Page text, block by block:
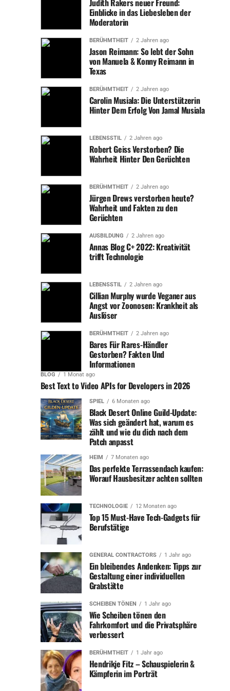
eine wesentliche Rolle in der Unterstützung ihres
Mannes, sowohl während seiner Karriere als auch in den
Jahren danach.
Der Verlust und das neue Leben:
Heidis Weg zurück zur
Normalität
Der Tod von Franz Beckenbauer war ein schwerer
Schicksalsschlag für Heidi. Die beiden hatten eine tiefe
Verbindung und führten eine lange, erfüllte Ehe. Doch
nach dem Verlust begann für Heidi ein neuer
ihren langjährigen Partner zurechtzukommen. Mit
zunehmendem Alter ist es oft nicht leicht, sich noch
einmal neu zu orientieren, insbesondere nach einem
solch schweren Verlust.
Heidi hat jedoch ihren eigenen Weg gefunden, um die
Trauer zu bewältigen. Anstatt sich vollständig
zurückzuziehen, konzentriert sie sich darauf, Zeit mit
ihren Kindern und Enkelkindern zu verbringen. Familie
bedeutet ihr alles, und der Zusammenhalt hilft ihr dabei,
die schwierigen Zeiten zu überstehen.
Wie sich das Leben im Alter
verändert: Eine neue
Perspektive
Das Älterwerden bringt für viele Menschen eine Reihe
von Herausforderungen mit sich, und Heidi Beckenbauer
ist keine Ausnahme. Sie hat jedoch erkannt, dass das
Alter auch Chancen und neue Perspektiven mit sich
bringt. Durch die Unterstützung ihrer Familie und
Freunde hat sie gelernt, den Moment zu genießen und
sich auf das zu konzentrieren, was ihr wichtig ist.
Mit zunehmendem Alter entwickelt sich häufig ein neues
gelernt, sich auf die kleinen Dinge zu konzentrieren und
sich nicht von den Erwartungen anderer beeinflussen zu
lassen. Einfache Aktivitäten wie Spaziergänge in der
Familie bereichern ihren Alltag und geben ihr Kraft.
Der Alltag von Heidi
Beckenbauer heute
Heidi hat sich in den letzten Jahren ein ruhiges und
bodenständiges Leben aufgebaut. Sie lebt weitgehend
zurückgezogen, besucht aber ab und zu gesellschaftliche
Veranstaltungen und trifft sich gelegentlich mit engen
Freunden. Besonders in ihrer Gemeinde ist sie beliebt
Judith Rakers neuer Freund:
Einblicke in das Liebesleben der
Moderatorin
BERÜHMTHEIT 2 Jahren ago
Jason Reimann: So lebt der Sohn
von Manuela & Konny Reimann in
Texas
BERÜHMTHEIT 2 Jahren ago
Carolin Musiala: Die Unterstützerin
Hinter Dem Erfolg Von Jamal Musiala
LEBENSSTIL 2 Jahren ago
Robert Geiss Verstorben? Die
Wahrheit Hinter Den Gerüchten
BERÜHMTHEIT 2 Jahren ago
Jürgen Drews verstorben heute?
Wahrheit und Fakten zu den
Gerüchten
AUSBILDUNG 2 Jahren ago
Annas Blog C+ 2022: Kreativität
trifft Technologie
LEBENSSTIL 2 Jahren ago
Cillian Murphy wurde Veganer aus
Angst vor Zoonosen: Krankheit als
Auslöser
BERÜHMTHEIT 2 Jahren ago
Bares Für Rares-Händler
Gestorben? Fakten Und
Informationen
BLOG 1 Monat ago
Best Text to Video APIs for Developers in 2026
SPIEL 6 Monaten ago
Black Desert Online Guild-Update:
Was sich geändert hat, warum es
zählt und wie du dich nach dem
Patch anpasst
HEIM 7 Monaten ago
Das perfekte Terrassendach kaufen:
Worauf Hausbesitzer achten sollten
TECHNOLOGIE 12 Monaten ago
Top 15 Must-Have Tech-Gadgets für
Berufstätige
GENERAL CONTRACTORS 1 Jahr ago
Ein bleibendes Andenken: Tipps zur
Gestaltung einer individuellen
Grabstätte
SCHEIBEN TÖNEN 1 Jahr ago
Wie Scheiben tönen den
Fahrkomfort und die Privatsphäre
verbessert
BERÜHMTHEIT 1 Jahr ago
Hendrikje Fitz – Schauspielerin &
Kämpferin im Porträt